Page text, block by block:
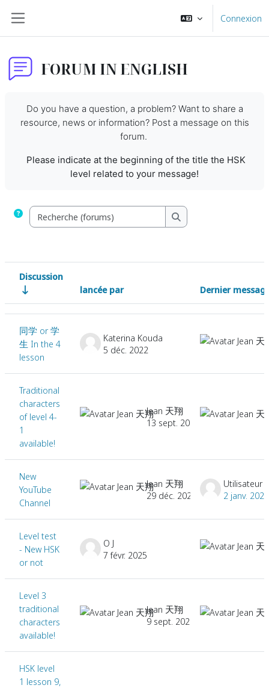
Connexion
FORUM IN ENGLISH
Do you have a question, a problem? Want to share a
resource, news or information? Post a message on this
forum.
Please indicate at the beginning of the title the HSK
level related to your message!
Recherche (forums)
Recherche (forums)
Statut
Discussion
lancée par
Dernier
同学 or 学
生 In the 4
lesson
Katerina Kouda
5 déc. 2022
Traditional
characters
of level 4-
1
available!
Jean 天翔
13 sept. 2021
New
YouTube
Channel
Jean 天翔
29 déc. 2020
2 janv. 2021
Level test
- New HSK
or not
O J
7 févr. 2025
Level 3
traditional
characters
available!
Jean 天翔
9 sept. 2021
HSK level
1 lesson 9,